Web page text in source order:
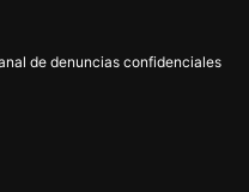
de denuncias confidenciales